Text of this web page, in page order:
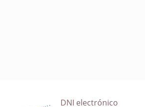
DNI electrónico